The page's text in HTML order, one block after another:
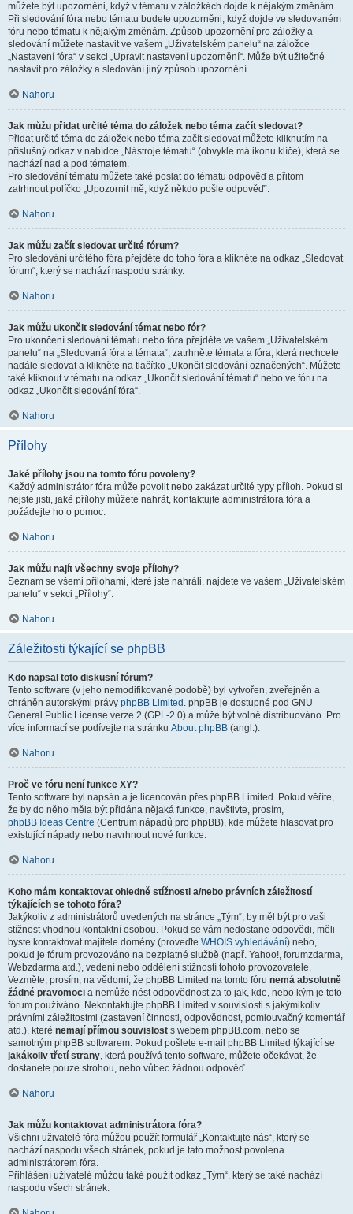
můžete být upozorněni, když v tématu v záložkách dojde k nějakým změnám.
Při sledování fóra nebo tématu budete upozorněni, když dojde ve sledovaném
fóru nebo tématu k nějakým změnám. Způsob upozornění pro záložky a
sledování můžete nastavit ve vašem „Uživatelském panelu“ na záložce
„Nastavení fóra“ v sekci „Upravit nastavení upozornění“. Může být užitečné
nastavit pro záložky a sledování jiný způsob upozornění.
Nahoru
Jak můžu přidat určité téma do záložek nebo téma začít sledovat?
Přidat určité téma do záložek nebo téma začít sledovat můžete kliknutím na
příslušný odkaz v nabídce „Nástroje tématu“ (obvykle má ikonu klíče), která se
nachází nad a pod tématem.
Pro sledování tématu můžete také poslat do tématu odpověď a přitom
zatrhnout políčko „Upozornit mě, když někdo pošle odpověď“.
Nahoru
Jak můžu začít sledovat určité fórum?
Pro sledování určitého fóra přejděte do toho fóra a klikněte na odkaz „Sledovat
fórum“, který se nachází naspodu stránky.
Nahoru
Jak můžu ukončit sledování témat nebo fór?
Pro ukončení sledování tématu nebo fóra přejděte ve vašem „Uživatelském
panelu“ na „Sledovaná fóra a témata“, zatrhněte témata a fóra, která nechcete
nadále sledovat a klikněte na tlačítko „Ukončit sledování označených“. Můžete
také kliknout v tématu na odkaz „Ukončit sledování tématu“ nebo ve fóru na
odkaz „Ukončit sledování fóra“.
Nahoru
Přílohy
Jaké přílohy jsou na tomto fóru povoleny?
Každý administrátor fóra může povolit nebo zakázat určité typy příloh. Pokud si
nejste jisti, jaké přílohy můžete nahrát, kontaktujte administrátora fóra a
požádejte ho o pomoc.
Nahoru
Jak můžu najít všechny svoje přílohy?
Seznam se všemi přílohami, které jste nahráli, najdete ve vašem „Uživatelském
panelu“ v sekci „Přílohy“.
Nahoru
Záležitosti týkající se phpBB
Kdo napsal toto diskusní fórum?
Tento software (v jeho nemodifikované podobě) byl vytvořen, zveřejněn a
chráněn autorskými právy phpBB Limited . phpBB je dostupné pod GNU
General Public License verze 2 (GPL-2.0) a může být volně distribuováno. Pro
více informací se podívejte na stránku About phpBB (angl.).
Nahoru
Proč ve fóru není funkce XY?
Tento software byl napsán a je licencován přes phpBB Limited. Pokud věříte,
že by do něho měla být přidána nějaká funkce, navštivte, prosím,
phpBB Ideas Centre (Centrum nápadů pro phpBB), kde můžete hlasovat pro
existující nápady nebo navrhnout nové funkce.
Nahoru
Koho mám kontaktovat ohledně stížnosti a/nebo právních záležitostí
týkajících se tohoto fóra?
Jakýkoliv z administrátorů uvedených na stránce „Tým“, by měl být pro vaši
stížnost vhodnou kontaktní osobou. Pokud se vám nedostane odpovědi, měli
byste kontaktovat majitele domény (proveďte WHOIS vyhledávání) nebo,
pokud je fórum provozováno na bezplatné službě (např. Yahoo!, forumzdarma,
Webzdarma atd.), vedení nebo oddělení stížností tohoto provozovatele.
Vezměte, prosím, na vědomí, že phpBB Limited na tomto fóru nemá absolutně
žádné pravomoci a nemůže nést odpovědnost za to jak, kde, nebo kým je toto
fórum používáno. Nekontaktujte phpBB Limited v souvislosti s jakýmikoliv
právními záležitostmi (zastavení činnosti, odpovědnost, pomlouvačný komentář
atd.), které nemají přímou souvislost s webem phpBB.com, nebo se
samotným phpBB softwarem. Pokud pošlete e-mail phpBB Limited týkající se
jakákoliv třetí strany, která používá tento software, můžete očekávat, že
dostanete pouze strohou, nebo vůbec žádnou odpověď.
Nahoru
Jak můžu kontaktovat administrátora fóra?
Všichni uživatelé fóra můžou použít formulář „Kontaktujte nás“, který se
nachází naspodu všech stránek, pokud je tato možnost povolena
administrátorem fóra.
Přihlášení uživatelé můžou také použít odkaz „Tým“, který se také nachází
naspodu všech stránek.